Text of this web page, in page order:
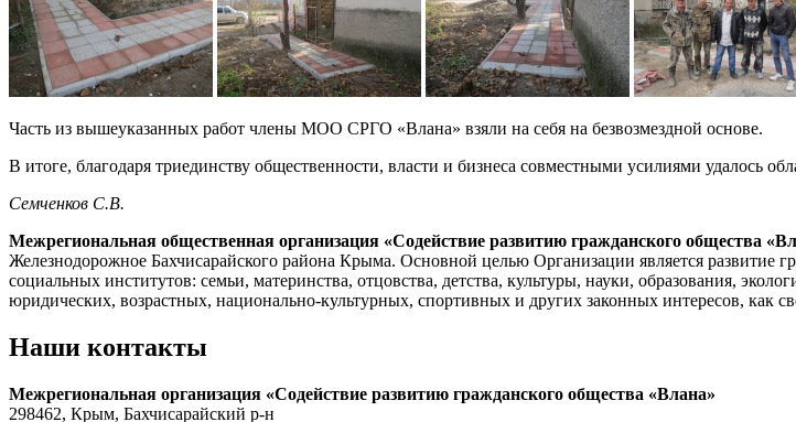
Часть из вышеуказанных работ члены МОО СРГО «Влана» взяли на себя на безвозмездной основе.
В итоге, благодаря триединству общественности, власти и бизнеса совместными усилиями удалось
Семченков С.В.
Межрегиональная общественная организация «Содействие развитию гражданского общества
Железнодорожное Бахчисарайского района Крыма. Основной целью Организации является развитие
социальных институтов: семьи, материнства, отцовства, детства, культуры, науки, образования,
юридических, возрастных, национально-культурных, спортивных и других законных интересов, как
Наши контакты
Межрегиональная организация «Содействие развитию гражданского общества «Влана»
298462, Крым, Бахчисарайский р-н